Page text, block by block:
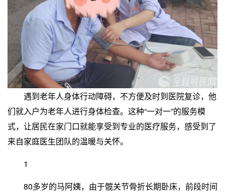
遇到老年人身体行动障碍，不方便及时到医院复诊，他
们就入户为老年人进行身体检查。这种“一对一”的服务模
式，让居民在家门口就能享受到专业的医疗服务，感受到了
来自家庭医生团队的温暖与关怀。
1
80多岁的马阿姨，由于髋关节骨折长期卧床，前段时间